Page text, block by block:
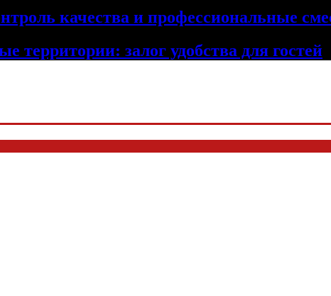
качества и профессиональные
территории: залог удобства для гостей